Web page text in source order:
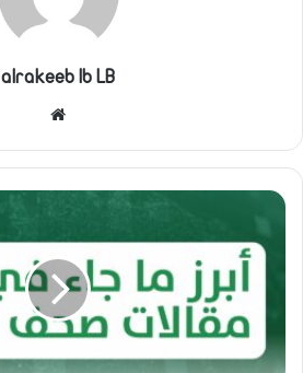
alrakeeb lb LB